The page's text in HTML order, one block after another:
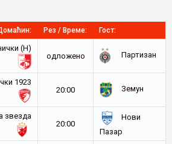
Рез / Време: Гост:
(Н)
oдложено
Партизан
1923
20:00
Земун
звезда
20:00
Нови
Пазар